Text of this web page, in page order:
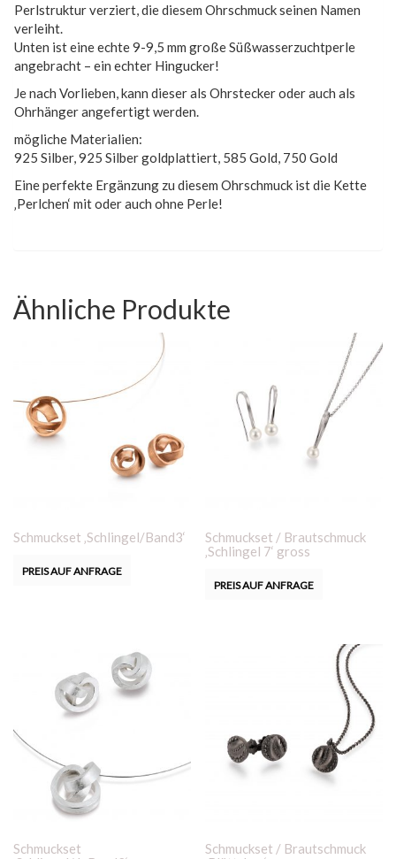
Perlstruktur verziert, die diesem Ohrschmuck seinen Namen
verleiht.
Unten ist eine echte 9-9,5 mm große Süßwasserzuchtperle
angebracht – ein echter Hingucker!
Je nach Vorlieben, kann dieser als Ohrstecker oder auch als
Ohrhänger angefertigt werden.
mögliche Materialien:
925 Silber, 925 Silber goldplattiert, 585 Gold, 750 Gold
Eine perfekte Ergänzung zu diesem Ohrschmuck ist die Kette
‚Perlchen‘ mit oder auch ohne Perle!
Ähnliche Produkte
Schmuckset ‚Schlingel/Band3‘
PREIS AUF ANFRAGE
Schmuckset / Brautschmuck
‚Schlingel 7‘ gross
PREIS AUF ANFRAGE
Schmuckset
Schmuckset / Brautschmuck